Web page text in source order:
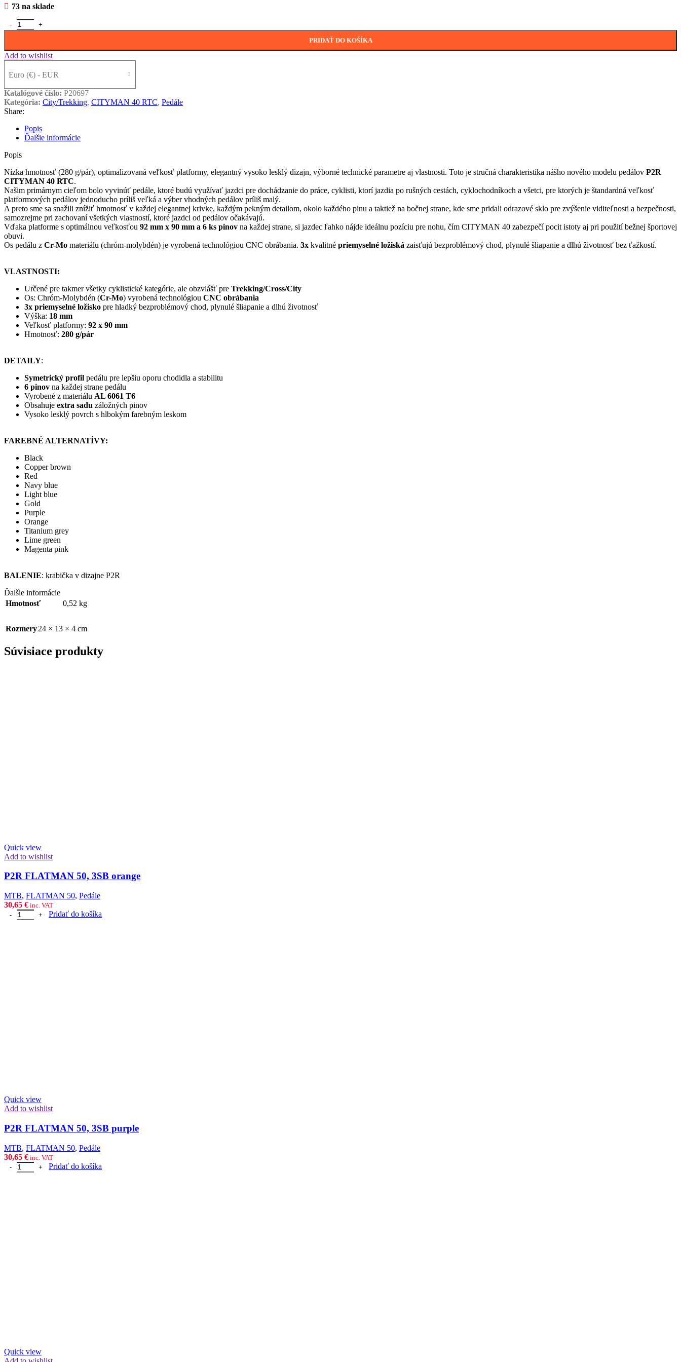
73 na sklade
množstvo P2R CITYMAN 40 RTC, 3SB gold
PRIDAŤ DO KOŠÍKA
Add to wishlist
Euro (€) - EUR
Katalógové číslo: P20697
Kategória: City/Trekking, CITYMAN 40 RTC, Pedále
Share:
Popis
Ďalšie informácie
Popis
Nízka hmotnosť (280 g/pár), optimalizovaná veľkosť platformy, elegantný vysoko lesklý dizajn, výborné technické parametre aj vlastnosti. Toto je stručná charakteristika nášho nového modelu pedálov P2R
CITYMAN 40 RTC.
Našim primárnym cieľom bolo vyvinúť pedále, ktoré budú využívať jazdci pre dochádzanie do práce, cyklisti, ktorí jazdia po rušných cestách, cyklochodníkoch a všetci, pre ktorých je štandardná veľkosť
platformových pedálov jednoducho príliš veľká a výber vhodných pedálov príliš malý.
A preto sme sa snažili znížiť hmotnosť v každej elegantnej krivke, každým pekným detailom, okolo každého pinu a taktiež na bočnej strane, kde sme pridali odrazové sklo pre zvýšenie viditeľnosti a bezpečnosti,
samozrejme pri zachovaní všetkých vlastností, ktoré jazdci od pedálov očakávajú.
Vďaka platforme s optimálnou veľkosťou 92 mm x 90 mm a 6 ks pinov na každej strane, si jazdec ľahko nájde ideálnu pozíciu pre nohu, čím CITYMAN 40 zabezpečí pocit istoty aj pri použití bežnej športovej
obuvi.
Os pedálu z Cr-Mo materiálu (chróm-molybdén) je vyrobená technológiou CNC obrábania. 3x kvalitné priemyselné ložiská zaisťujú bezproblémový chod, plynulé šliapanie a dlhú životnosť bez ťažkostí.
VLASTNOSTI:
Určené pre takmer všetky cyklistické kategórie, ale obzvlášť pre Trekking/Cross/City
Os: Chróm-Molybdén (Cr-Mo) vyrobená technológiou CNC obrábania
3x priemyselné ložisko pre hladký bezproblémový chod, plynulé šliapanie a dlhú životnosť
Výška: 18 mm
Veľkosť platformy: 92 x 90 mm
Hmotnosť: 280 g/pár
DETAILY:
Symetrický profil pedálu pre lepšiu oporu chodidla a stabilitu
6 pinov na každej strane pedálu
Vyrobené z materiálu AL 6061 T6
Obsahuje extra sadu záložných pinov
Vysoko lesklý povrch s hlbokým farebným leskom
FAREBNÉ ALTERNATÍVY:
Black
Copper brown
Red
Navy blue
Light blue
Gold
Purple
Orange
Titanium grey
Lime green
Magenta pink
BALENIE: krabička v dizajne P2R
Ďalšie informácie
Hmotnosť
0,52 kg
Rozmery24 × 13 × 4 cm
Súvisiace produkty
Quick view
Add to wishlist
P2R FLATMAN 50, 3SB orange
MTB, FLATMAN 50, Pedále
30,65 € inc. VAT
množstvo P2R FLATMAN 50, 3SB orange
Pridať do košíka
Quick view
Add to wishlist
P2R FLATMAN 50, 3SB purple
MTB, FLATMAN 50, Pedále
30,65 € inc. VAT
množstvo P2R FLATMAN 50, 3SB purple
Pridať do košíka
Quick view